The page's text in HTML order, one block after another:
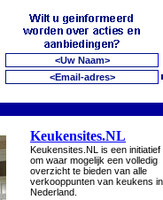
Keukensites.NL
Keukensites.NL is een initiatief
om waar mogelijk een volledig
overzicht te bieden van alle
verkooppunten van keukens in
Nederland.